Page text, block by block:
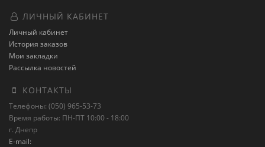
ЛИЧНЫЙ КАБИНЕТ
Личный кабинет
История заказов
Мои закладки
Рассылка новостей
КОНТАКТЫ
Телефоны: (050) 965-53-73
Время работы: ПН-ПТ 10:00 - 18:00
г. Днепр
E-mail: